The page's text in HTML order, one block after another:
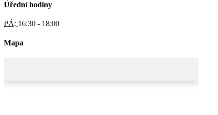
Úřední hodiny
PÁ: 16:30 - 18:00
Mapa